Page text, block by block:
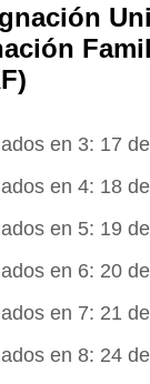
en 3: 17
en 4: 18
en 5: 19
en 6: 20
en 7: 21
en 8: 24